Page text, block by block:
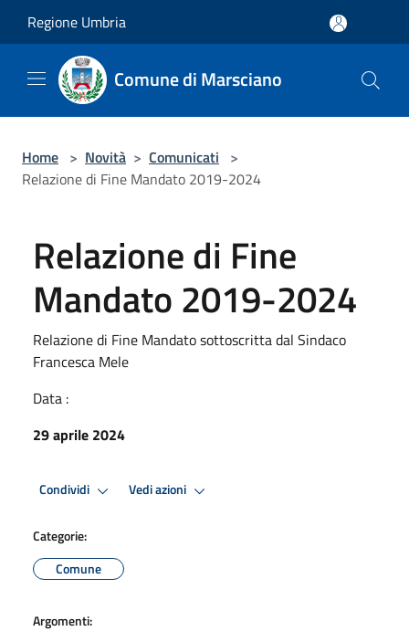
Regione Umbria
Comune di Marsciano
Home > Novità > Comunicati >
Relazione di Fine Mandato 2019-2024
Relazione di Fine
Mandato 2019-2024
Relazione di Fine Mandato sottoscritta dal Sindaco
Francesca Mele
Data :
29 aprile 2024
Condividi Vedi azioni
Categorie:
Comune
Argomenti: